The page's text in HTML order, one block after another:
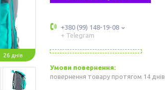
26 днів
+380 (99) 148-19-08
+ Telegram
повернення товару протягом 14 днів